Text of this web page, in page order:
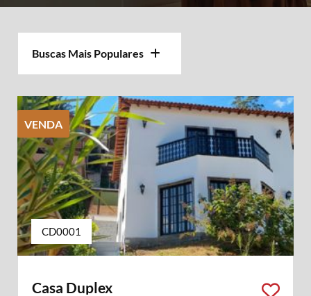
Buscas Mais Populares
VENDA
CD0001
Casa Duplex